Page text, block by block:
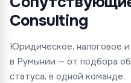
Consulting
Юридическое, налоговое
в Румынии — от подбора
статуса, в одной команде.